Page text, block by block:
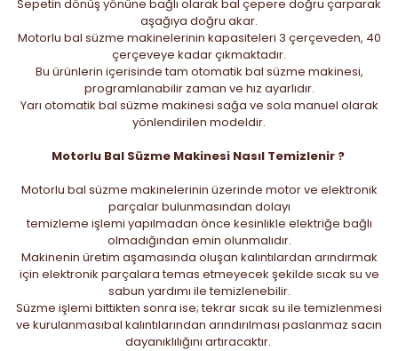
Sepetin dönüş yönüne bağlı olarak bal çepere doğru çarparak
aşağıya doğru akar.
Motorlu bal süzme makinelerinin kapasiteleri 3 çerçeveden, 40
çerçeveye kadar çıkmaktadır.
Bu ürünlerin içerisinde tam otomatik bal süzme makinesi,
programlanabilir zaman ve hız ayarlıdır.
Yarı otomatik bal süzme makinesi sağa ve sola manuel olarak
yönlendirilen modeldir.
Motorlu Bal Süzme Makinesi Nasıl Temizlenir ?
Motorlu bal süzme makinelerinin üzerinde motor ve elektronik
parçalar bulunmasından dolayı
temizleme işlemi yapılmadan önce kesinlikle elektriğe bağlı
olmadığından emin olunmalıdır.
Makinenin üretim aşamasında oluşan kalıntılardan arındırmak
için elektronik parçalara temas etmeyecek şekilde sıcak su ve
sabun yardımı ile temizlenebilir.
Süzme işlemi bittikten sonra ise; tekrar sıcak su ile temizlenmesi
ve kurulanmasıbal kalıntılarından arındırılması paslanmaz sacın
dayanıklılığını artıracaktır.